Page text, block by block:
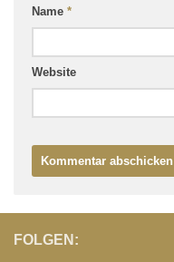
Name *
Website
FOLGEN: